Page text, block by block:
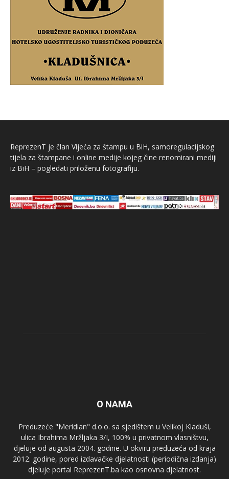
ReprezenT je član Vijeća za štampu u BiH, samoregulacijskog
tijela za štampane i online medije kojeg čine renomirani mediji
iz BiH – pogledati priloženu fotografiju.
O NAMA
Preduzeće "Meridian" d.o.o. sa sjedištem u Velikoj Kladuši,
ulica Ibrahima Mržljaka 3/I, 100% u privatnom vlasništvu,
djeluje od augusta 2004. godine. U okviru preduzeća od kraja
2012. godine, pored izdavačke djelatnosti (periodična izdanja)
djeluje portal ReprezenT.ba kao osnovna djelatnost.